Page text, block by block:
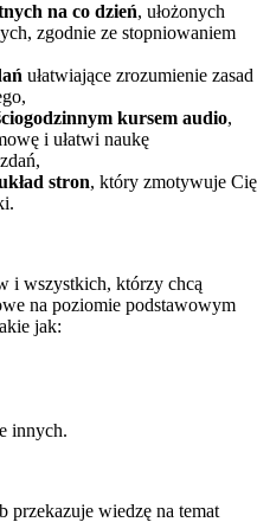
na co dzień, ułożonych
zgodnie ze stopniowaniem
ułatwiające zrozumienie zasad
kursem audio,
i ułatwi naukę
stron, który zmotywuje Cię
i wszystkich, którzy chcą
na poziomie podstawowym
jak:
innych.
przekazuje wiedzę na temat